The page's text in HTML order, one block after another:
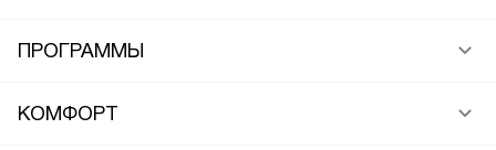
ПРОГРАММЫ
КОМФОРТ